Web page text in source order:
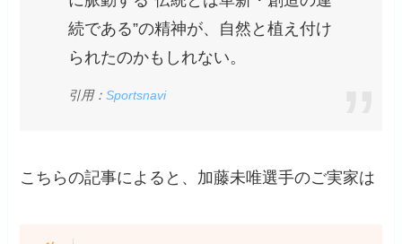
続である”の精神が、自然と植え付け
られたのかもしれない。
引用：Sportsnavi
こちらの記事によると、加藤未唯選手のご実家は